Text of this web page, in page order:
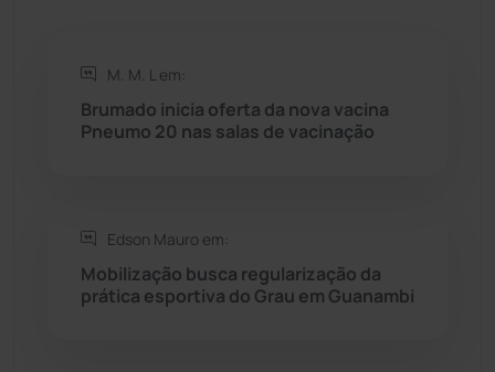
Rio do Antônio
Rio do Pires
Seabra
Sebastião Laranjeiras (96)
M. M. L em:
Brumado inicia oferta da nova vacina
Pneumo 20 nas salas de vacinação
Edson Mauro em:
Mobilização busca regularização da
prática esportiva do Grau em Guanambi